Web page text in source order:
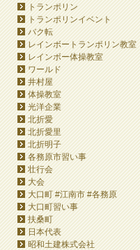
トランポリン
トランポリンイベント
バク転
レインボートランポリン教室
レインボー体操教室
ワールド
井村屋
体操教室
光洋企業
北折愛
北折愛里
北折明子
各務原市習い事
壮行会
大会
大口町 #江南市 #各務原
大口町習い事
扶桑町
日本代表
昭和土建株式会社